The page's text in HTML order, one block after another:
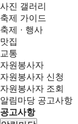
사진 갤러리
축제 가이드
축제 · 행사
맛집
교통
자원봉사자
자원봉사자 신청
자원봉사자 조회
알림마당 공고사항
공고사항